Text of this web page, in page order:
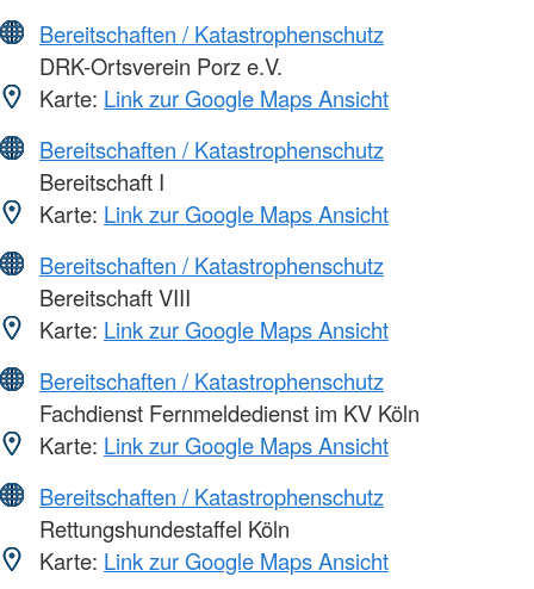
Bereitschaften / Katastrophenschutz
DRK-Ortsverein Porz e.V.
Karte: Link zur Google Maps Ansicht
Bereitschaften / Katastrophenschutz
Bereitschaft I
Karte: Link zur Google Maps Ansicht
Bereitschaften / Katastrophenschutz
Bereitschaft VIII
Karte: Link zur Google Maps Ansicht
Bereitschaften / Katastrophenschutz
Fachdienst Fernmeldedienst im KV Köln
Karte: Link zur Google Maps Ansicht
Bereitschaften / Katastrophenschutz
Rettungshundestaffel Köln
Karte: Link zur Google Maps Ansicht